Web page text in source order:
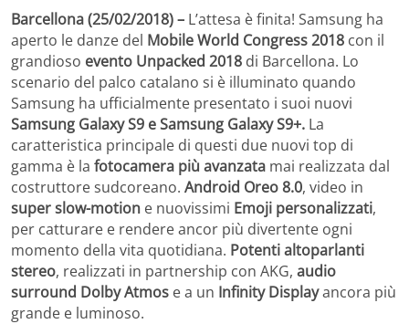
Barcellona (25/02/2018) – L’attesa è finita! Samsung ha
aperto le danze del Mobile World Congress 2018 con il
grandioso evento Unpacked 2018 di Barcellona. Lo
scenario del palco catalano si è illuminato quando
Samsung ha ufficialmente presentato i suoi nuovi
Samsung Galaxy S9 e Samsung Galaxy S9+. La
caratteristica principale di questi due nuovi top di
gamma è la fotocamera più avanzata mai realizzata dal
costruttore sudcoreano. Android Oreo 8.0, video in
super slow-motion e nuovissimi Emoji personalizzati,
per catturare e rendere ancor più divertente ogni
momento della vita quotidiana. Potentialtoparlanti
stereo, realizzati in partnership con AKG, audio
surround Dolby Atmos e a un Infinity Displayancora più
grande e luminoso.